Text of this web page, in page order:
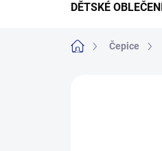
DĚTSKÉ
Domů Čepice